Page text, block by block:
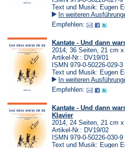
Text und Musik: Eugen
In weiteren
Empfehlen:
Kantate - Und dann
2014, 36 Seiten, 21 cm
Artikel-Nr.: DV19/01
ISMN 979-0-50226-029-3
Text und Musik: Eugen
In weiteren
Empfehlen:
Kantate - Und dann
Klavier
2014, 24 Seiten, 21 cm
Artikel-Nr.: DV19/02
ISMN 979-0-50226-030-9
Text und Musik: Eugen